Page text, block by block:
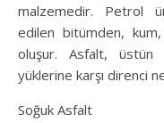
malzemedir. Petrol
edilen bitümden,
oluşur. Asfalt, üstün
yüklerine karşı direnci
Soğuk Asfalt